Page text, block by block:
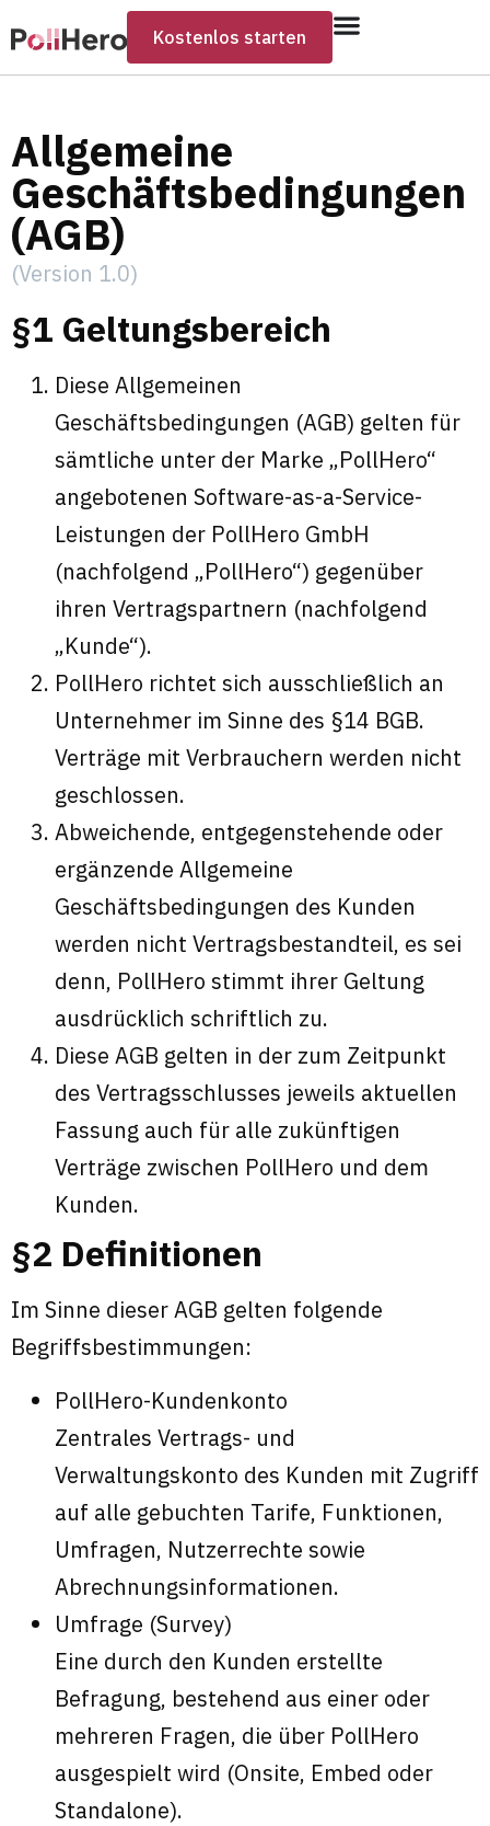
Kostenlos starten
Allgemeine
Geschäftsbedingungen
(AGB)
(Version 1.0)
§1 Geltungsbereich
Diese Allgemeinen
Geschäftsbedingungen (AGB) gelten für
sämtliche unter der Marke „PollHero“
angebotenen Software-as-a-Service-
Leistungen der PollHero GmbH
(nachfolgend „PollHero“) gegenüber
ihren Vertragspartnern (nachfolgend
„Kunde“).
PollHero richtet sich ausschließlich an
Unternehmer im Sinne des §14 BGB.
Verträge mit Verbrauchern werden nicht
geschlossen.
Abweichende, entgegenstehende oder
ergänzende Allgemeine
Geschäftsbedingungen des Kunden
werden nicht Vertragsbestandteil, es sei
denn, PollHero stimmt ihrer Geltung
ausdrücklich schriftlich zu.
Diese AGB gelten in der zum Zeitpunkt
des Vertragsschlusses jeweils aktuellen
Fassung auch für alle zukünftigen
Verträge zwischen PollHero und dem
Kunden.
§2 Definitionen
Im Sinne dieser AGB gelten folgende
Begriffsbestimmungen:
PollHero-Kundenkonto
Zentrales Vertrags- und
Verwaltungskonto des Kunden mit Zugriff
auf alle gebuchten Tarife, Funktionen,
Umfragen, Nutzerrechte sowie
Abrechnungsinformationen.
Umfrage (Survey)
Eine durch den Kunden erstellte
Befragung, bestehend aus einer oder
mehreren Fragen, die über PollHero
ausgespielt wird (Onsite, Embed oder
Standalone).